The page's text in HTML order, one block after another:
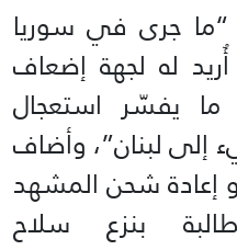
“ما جرى في سوريا
له لجهة إضعاف
ما يفسّر استعجال
إلى لبنان”، وأضاف
إعادة شحن المشهد
بنزع سلاح